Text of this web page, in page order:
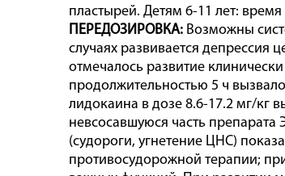
пластырей. Детям 6-11 лет:
ПЕРЕДОЗИРОВКА: Возможны
случаях развивается депрессия
отмечалось развитие
продолжительностью 5 ч
лидокаина в дозе 8.6-17.2 мг/кг
невсосавшуюся часть
(судороги, угнетение ЦНС)
противосудорожной терапии;